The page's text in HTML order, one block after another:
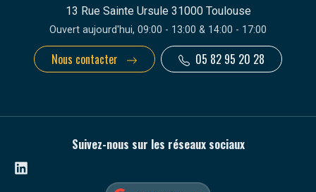
13 Rue Sainte Ursule 31000 Toulouse
Ouvert aujourd'hui, 09:00 - 13:00 & 14:00 - 17:00
Nous contacter 05 82 95 20 28
Suivez-nous sur les réseaux sociaux